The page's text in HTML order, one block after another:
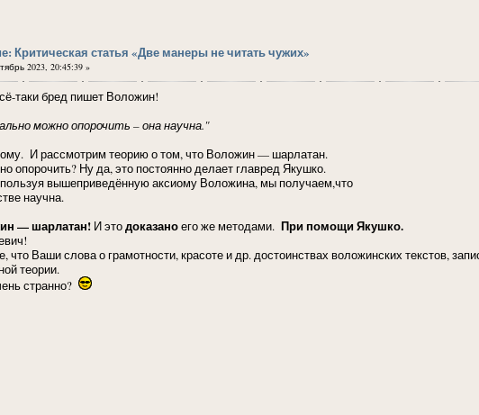
Критическая статья «Две манеры не читать чужих»
2023, 20:45:39 »
таки бред пишет Воложин!
можно опорочить – она научна."
И рассмотрим теорию о том, что Воложин — шарлатан.
опорочить? Ну да, это постоянно делает главред Якушко.
вышеприведённую аксиому Воложина, мы получаем,что
научна.
— шарлатан! И этодоказаноего же методами. При помощи Якушко.
что Ваши слова о грамотности, красоте и др. достоинствах воложинских текстов,
теории.
странно?